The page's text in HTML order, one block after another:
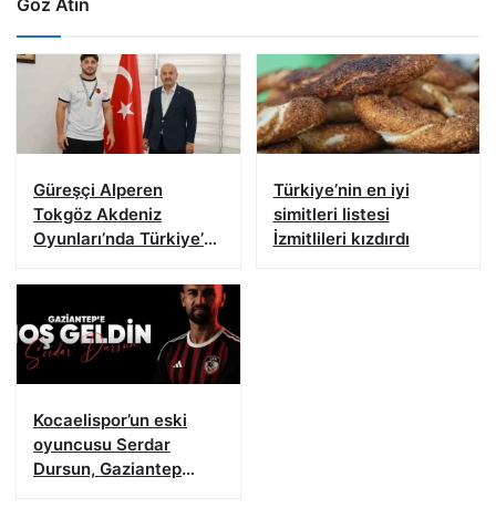
Güreşçi Alperen
Tokgöz Akdeniz
Oyunları’nda Türkiye’yi
Türkiye’nin en iyi
simitleri listesi
İzmitlileri kızdırdı
Kocaelispor’un eski
oyuncusu Serdar
Dursun, Gaziantep